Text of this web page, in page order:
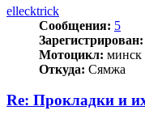
началу
ellecktrick
Сообщения: 5
Зарегистрирован:
Мотоцикл: минск
Откуда: Сямжа
Re: Прокладки и